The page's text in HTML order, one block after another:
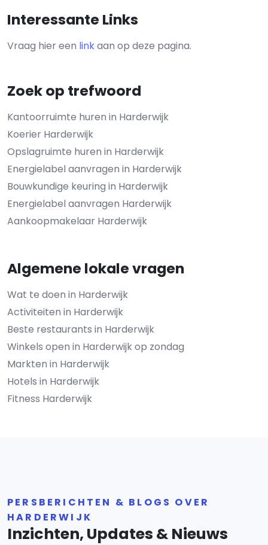
Interessante Links
Vraag hier een linkaan op deze pagina.
Zoek op trefwoord
Kantoorruimte huren in Harderwijk
Koerier Harderwijk
Opslagruimte huren in Harderwijk
Energielabel aanvragen in Harderwijk
Bouwkundige keuring in Harderwijk
Energielabel aanvragen Harderwijk
Aankoopmakelaar Harderwijk
Algemene lokale vragen
Wat te doen in Harderwijk
Activiteiten in Harderwijk
Beste restaurants in Harderwijk
Winkels open in Harderwijk op zondag
Markten in Harderwijk
Hotels in Harderwijk
Fitness Harderwijk
PERSBERICHTEN & BLOGS OVER
HARDERWIJK
Inzichten, Updates & Nieuws